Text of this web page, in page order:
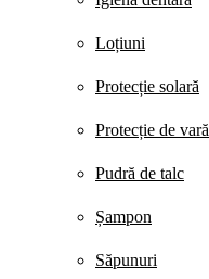
Loțiuni
Protecție solară
Protecție de vară
Pudră de talc
Șampon
Săpunuri